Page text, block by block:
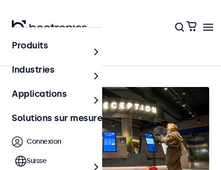
Bornes et libre-service
Produits
Industries
Applications
Solutions sur mesure
Connexion
Suisse